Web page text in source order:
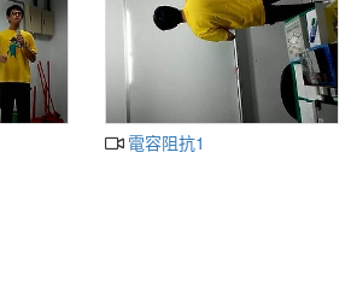
電容阻抗1